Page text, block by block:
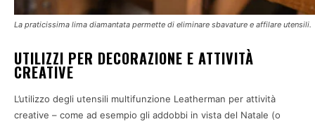
La praticissima lima diamantata permette di eliminare sbavature e affilare utensili.
UTILIZZI PER DECORAZIONE E ATTIVITÀ
CREATIVE
L’utilizzo degli utensili multifunzione Leatherman per attività
creative – come ad esempio gli addobbi in vista del Natale (o